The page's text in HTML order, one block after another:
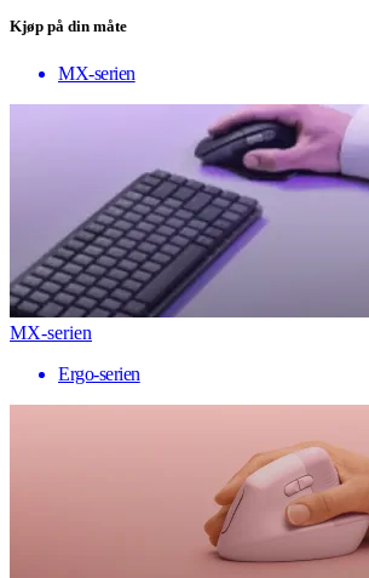
Kjøp på din måte
MX-serien
MX-serien
Ergo-serien